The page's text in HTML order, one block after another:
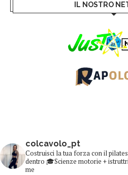
IL NOSTRO
colcavolo_pt
Costruisci la tua forza con il pilates
dentro 🎓Scienze motorie +
me